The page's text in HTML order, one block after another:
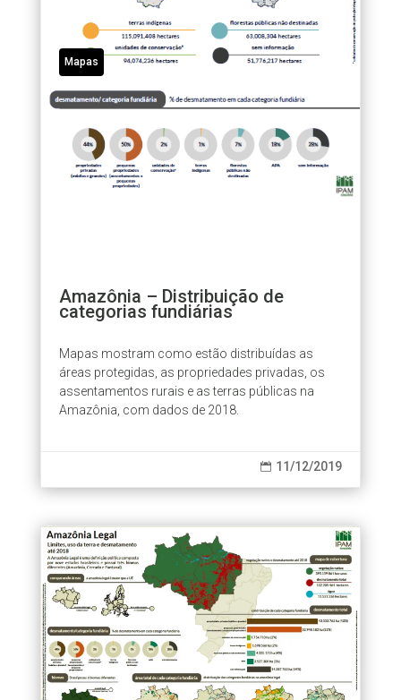
Mapas
Amazônia – Distribuição de
categorias fundiárias
Mapas mostram como estão distribuídas as
áreas protegidas, as propriedades privadas, os
assentamentos rurais e as terras públicas na
Amazônia, com dados de 2018.
 11/12/2019